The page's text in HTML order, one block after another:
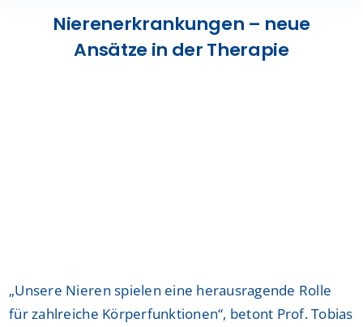
PresseNierenerkrankungen – neue
Ansätze in der Therapie
„Unsere Nieren spielen eine herausragende Rolle
für zahlreiche Körperfunktionen“, betont Prof. Tobias